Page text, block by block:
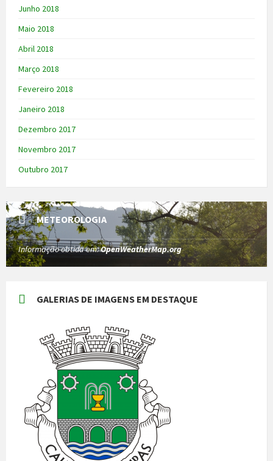
Junho 2018
Maio 2018
Abril 2018
Março 2018
Fevereiro 2018
Janeiro 2018
Dezembro 2017
Novembro 2017
Outubro 2017
METEOROLOGIA
Informação obtida em:OpenWeatherMap.org
GALERIAS DE IMAGENS EM DESTAQUE